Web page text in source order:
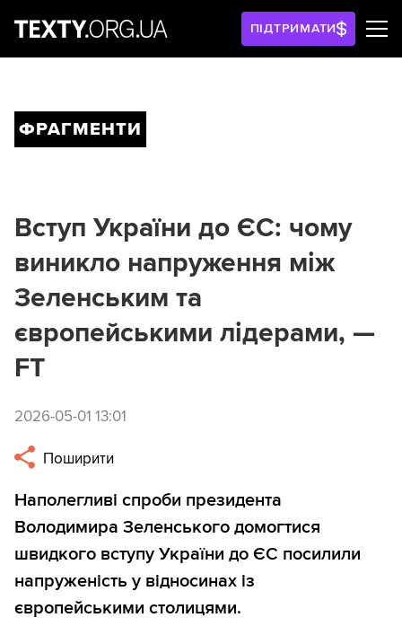
ПІДТРИМАТИ
ФРАГМЕНТИ
Вступ України до ЄС: чому
виникло напруження між
Зеленським та
європейськими лідерами, —
FT
2026-05-01 13:01
Поширити
Наполегливі спроби президента
Володимира Зеленського домогтися
швидкого вступу України до ЄС посилили
напруженість у відносинах із
європейськими столицями.